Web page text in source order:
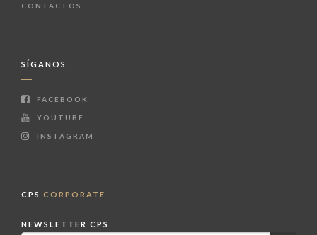
CONTACTOS
SÍGANOS
FACEBOOK
YOUTUBE
INSTAGRAM
CPS CORPORATE
NEWSLETTER CPS